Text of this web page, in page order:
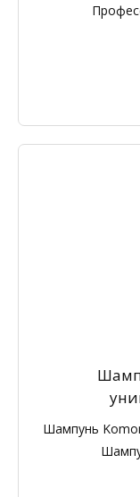
Шампунь